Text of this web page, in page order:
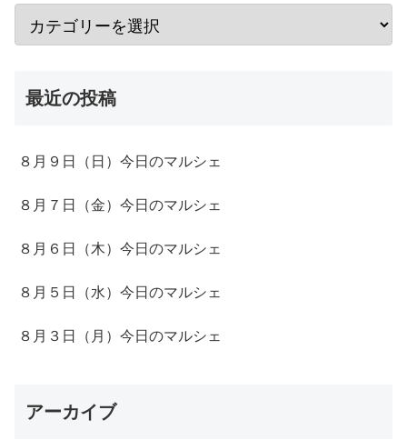
最近の投稿
８月９日（日）今日のマルシェ
８月７日（金）今日のマルシェ
８月６日（木）今日のマルシェ
８月５日（水）今日のマルシェ
８月３日（月）今日のマルシェ
アーカイブ